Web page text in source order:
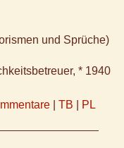
und Sprüche)
* 1940
TB PL